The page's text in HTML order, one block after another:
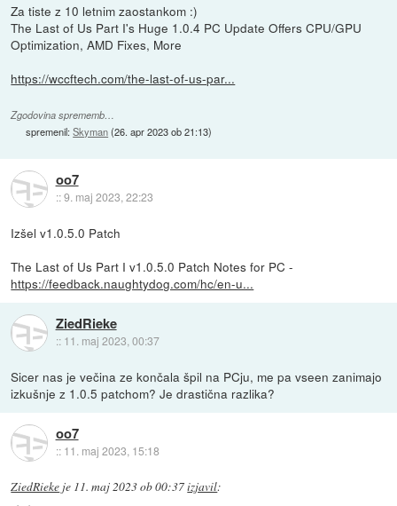
Za tiste z 10 letnim zaostankom :)
The Last of Us Part I's Huge 1.0.4 PC Update Offers CPU/GPU
Optimization, AMD Fixes, More
https://wccftech.com/the-last-of-us-par...
Zgodovina sprememb…
spremenil:Skyman(26. apr 2023 ob 21:13)
oo7
::9. maj 2023, 22:23
Izšel v1.0.5.0 Patch
The Last of Us Part I v1.0.5.0 Patch Notes for PC -
https://feedback.naughtydog.com/hc/en-u...
ZiedRieke
:: 11. maj 2023, 00:37
Sicer nas je večina ze končala špil na PCju, me pa vseen zanimajo
izkušnje z 1.0.5 patchom? Je drastična razlika?
oo7
:: 11. maj 2023, 15:18
ZiedRieke je 11. maj 2023 ob 00:37izjavil: